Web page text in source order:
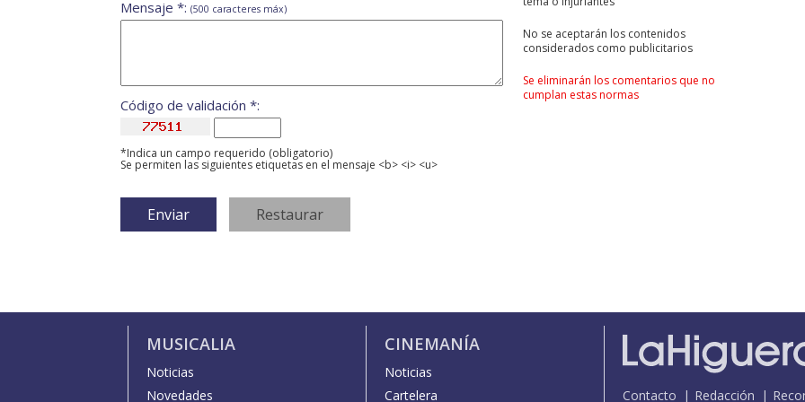
No se aceptarán los contenidos
considerados como publicitarios
Se eliminarán los comentarios que no
cumplan estas normas
Mensaje *: (500 caracteres máx)
Código de validación *:
*Indica un campo requerido (obligatorio)
Se permiten las siguientes etiquetas en el mensaje <b> <i> <u>
MUSICALIA
Noticias
Novedades
CINEMANÍA
Noticias
Cartelera
Contacto Redacción